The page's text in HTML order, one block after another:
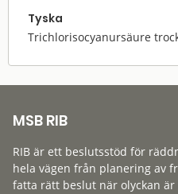
Tyska
Trichlorisocyanursäure
MSB RIB
RIB är ett beslutsstöd för
hela vägen från planering av
fatta rätt beslut när olyckan är